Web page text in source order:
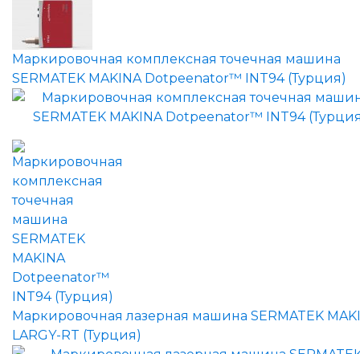
Маркировочная комплексная точечная машина
SERMATEK MAKINA Dotpeenator™ INT94 (Турция)
Маркировочная лазерная машина SERMATEK
LARGY-RT (Турция)